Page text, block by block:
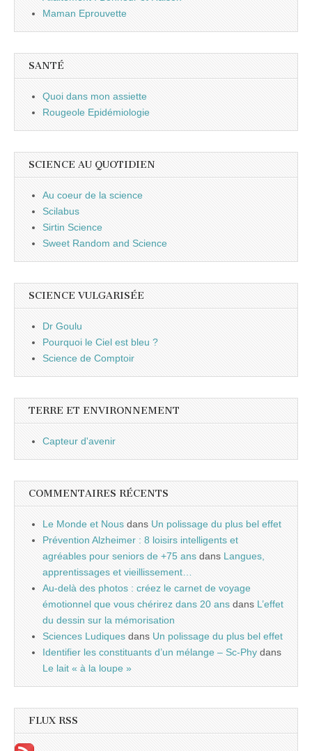
Maman Eprouvette
SANTÉ
Quoi dans mon assiette
Rougeole Epidémiologie
SCIENCE AU QUOTIDIEN
Au coeur de la science
Scilabus
Sirtin Science
Sweet Random and Science
SCIENCE VULGARISÉE
Dr Goulu
Pourquoi le Ciel est bleu ?
Science de Comptoir
TERRE ET ENVIRONNEMENT
Capteur d'avenir
COMMENTAIRES RÉCENTS
Le Monde et Nous dans Un polissage du plus bel effet
Prévention Alzheimer : 8 loisirs intelligents et
agréables pour seniors de +75 ans dans Langues,
apprentissages et vieillissement…
Au-delà des photos : créez le carnet de voyage
émotionnel que vous chérirez dans 20 ans dans L’effet
du dessin sur la mémorisation
Sciences Ludiques dans Un polissage du plus bel effet
Identifier les constituants d’un mélange – Sc-Phy dans
Le lait « à la loupe »
FLUX RSS